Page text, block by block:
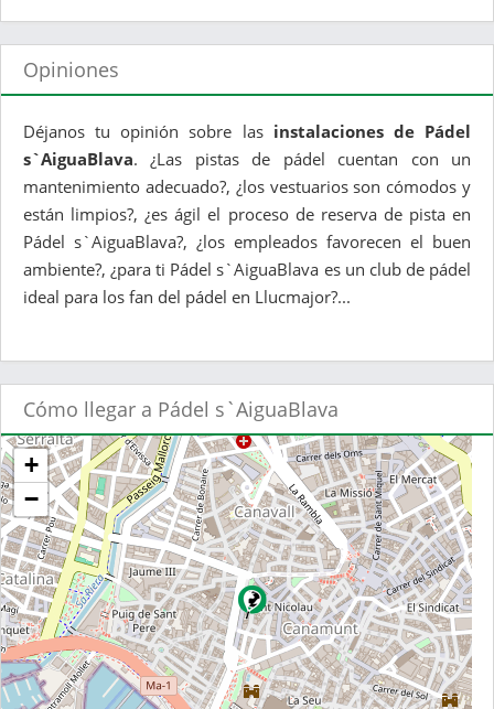
Opiniones
Déjanos tu opinión sobre las instalaciones de Pádel
s`AiguaBlava. ¿Las pistas de pádel cuentan con un
mantenimiento adecuado?, ¿los vestuarios son cómodos y
están limpios?, ¿es ágil el proceso de reserva de pista en
Pádel s`AiguaBlava?, ¿los empleados favorecen el buen
ambiente?, ¿para ti Pádel s`AiguaBlava es un club de pádel
ideal para los fan del pádel en Llucmajor?...
Cómo llegar a Pádel s`AiguaBlava
+
−